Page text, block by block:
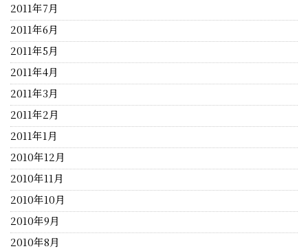
2011年7月
2011年6月
2011年5月
2011年4月
2011年3月
2011年2月
2011年1月
2010年12月
2010年11月
2010年10月
2010年9月
2010年8月